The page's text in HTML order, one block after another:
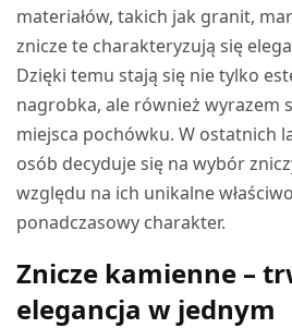
materiałów, takich jak granit,
znicze te charakteryzują się
Dzięki temu stają się nie tylko
nagrobka, ale również wyrazem
miejsca pochówku. W ostatnich
osób decyduje się na wybór
względu na ich unikalne
ponadczasowy charakter.
Znicze kamienne –
elegancja w jednym